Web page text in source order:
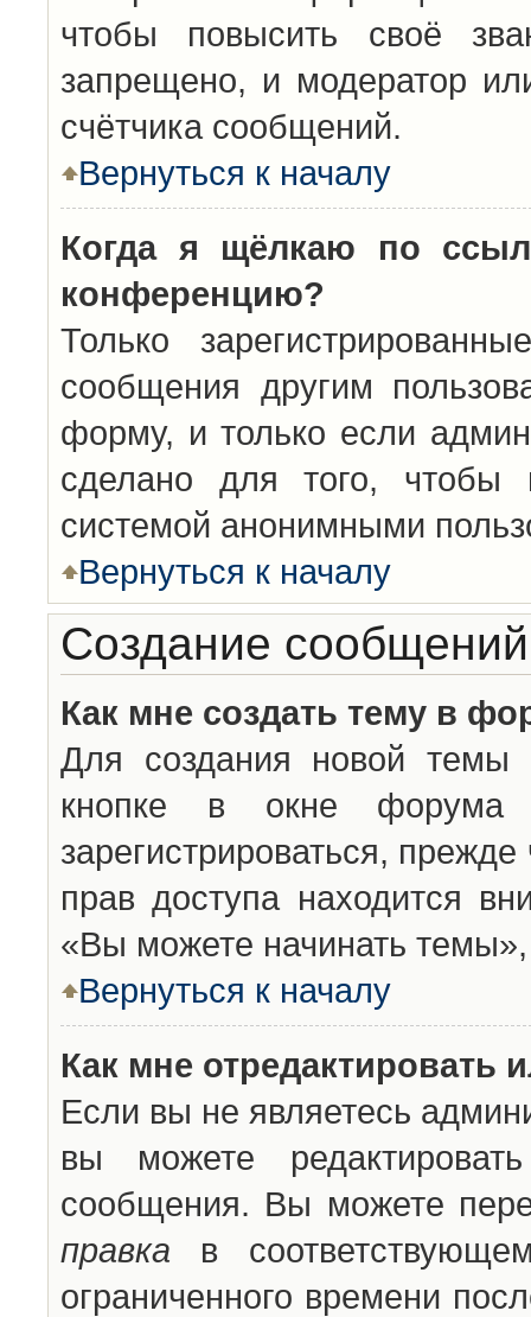
чтобы повысить своё
запрещено, и модератор
счётчика сообщений.
Вернуться к началу
Когда я щёлкаю по
конференцию?
Только
сообщения другим
форму, и только если
сделано для того, чтобы
системой анонимными
Вернуться к началу
Создание сообщений
Как мне создать тему в
Для создания новой темы
кнопке в окне
зарегистрироваться,
прав доступа находится
«Вы можете начинать
Вернуться к началу
Как мне отредактировать
Если вы не являетесь
вы можете
сообщения. Вы можете
правка в
ограниченного времени